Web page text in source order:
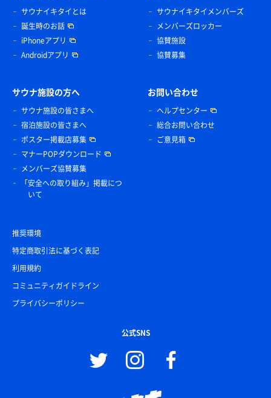
サウナイキタイとは
誕生時のお話
iPhoneアプリ
Androidアプリ
サウナイキタイメンバーズ
メンバーズロッカー
協賛施設
協賛募集
サウナ施設の方へ
サウナ施設の皆さまへ
宿泊施設の皆さまへ
ポスター掲載店募集
マナーPOPダウンロード
メンバーズ協賛募集
「安全への取り組み」掲載につ
いて
お問い合わせ
ヘルプセンター
総合お問い合わせ
ご意見箱
推奨環境
特定商取引法に基づく表記
利用規約
コミュニティガイドライン
プライバシーポリシー
公式SNS